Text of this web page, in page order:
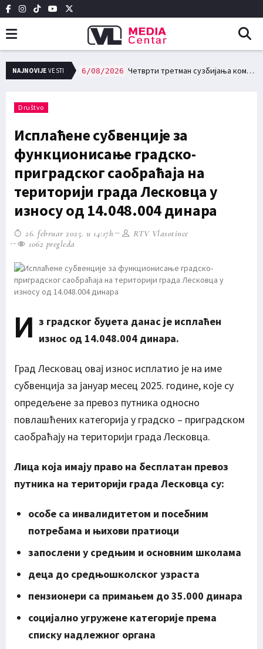
NAJNOVIJE VESTI
доспева за плаћање 15. августа 6/08/2026 Четврти третман сузбијања комараца 10. и 11. августа на територији града Лесковца
Društvo
Исплаћене субвенције за
функционисање градско-
приградског саобраћаја на
територији града Лесковца у
износу од 14.048.004 динара
26. februar 2025. u 14:17h
RTV Vlasotince
1062 pregleda
И з градског буџета данас је исплаћен
износ од 14.048.004 динара.
Град Лесковац овај износ исплатио је на име
субвенција за јануар месец 2025. године, које су
опредељене за превоз путника односно
повлашћених категорија у градско – приградском
саобраћају на територији града Лесковца.
Лица која имају право на бесплатан превоз
путника на територији града Лесковца су:
особе са инвалидитетом и посебним
потребама и њихови пратиоци
запослени у средњим и основним школама
деца до средњошколског узраста
пензионери са примањем до 35.000 динара
социјално угружене категорије према
списку надлежног органа